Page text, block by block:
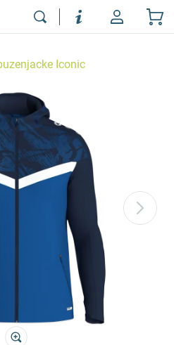
Iconic